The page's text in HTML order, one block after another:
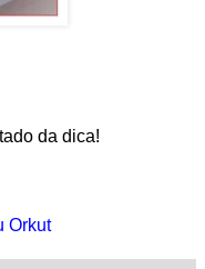
da dica!
Orkut